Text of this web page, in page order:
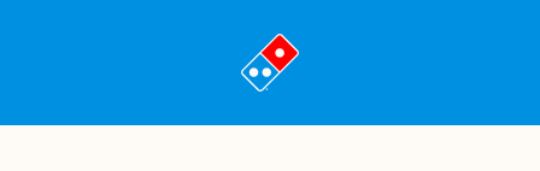
til